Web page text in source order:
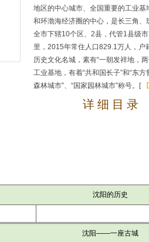
地区的中心城市、全国重要的工业
和环渤海经济圈的中心，是长三角
全市下辖10个区、2县，代管1县级
里，2015年常住人口829.1万人，
历史文化名城，素有“一朝发祥地，
工业基地，有着“共和国长子”和“东
森林城市”、“国家园林城市”称号。[
【
详 细 目 录
沈阳的历史
沈阳——一座古城